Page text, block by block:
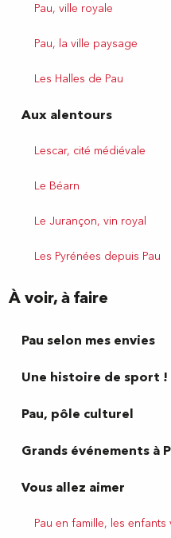
Pau, ville royale
Pau, la ville paysage
Les Halles de Pau
Aux alentours
Lescar, cité médiévale
Le Béarn
Le Jurançon, vin royal
Les Pyrénées depuis Pau
À voir, à faire
Pau selon mes envies
Une histoire de sport !
Pau, pôle culturel
Grands événements à
Vous allez aimer
Pau en famille, les
Idron
train !